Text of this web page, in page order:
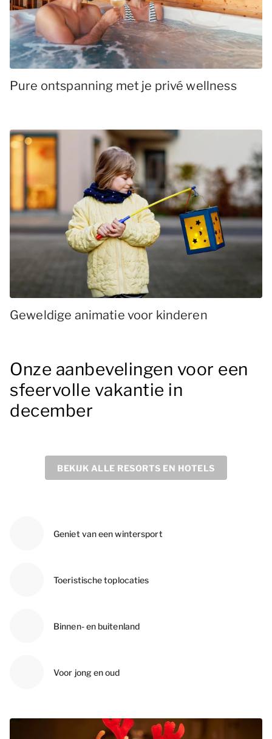
Pure ontspanning met je privé wellness
Geweldige animatie voor kinderen
Onze aanbevelingen voor een
sfeervolle vakantie in
december
BEKIJK ALLE RESORTS EN HOTELS
Geniet van een wintersport
Toeristische toplocaties
Binnen- en buitenland
Voor jong en oud